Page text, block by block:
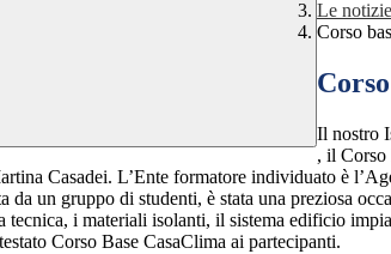
Le notizie
Corso
Il nostro
, il Corso
Casadei. L’Ente formatore individuato è
un gruppo di studenti, è stata una preziosa
i materiali isolanti, il sistema edificio
Corso Base CasaClima ai partecipanti.